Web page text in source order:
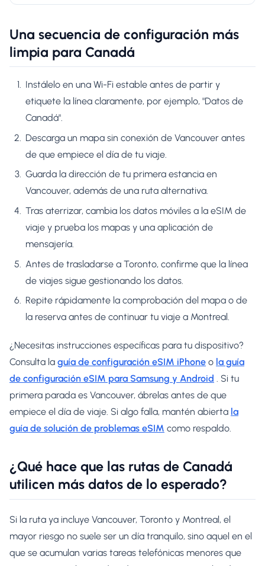
Una secuencia de configuración más
limpia para Canadá
Instálelo en una Wi-Fi estable antes de partir y
etiquete la línea claramente, por ejemplo, "Datos de
Canadá".
Descarga un mapa sin conexión de Vancouver antes
de que empiece el día de tu viaje.
Guarda la dirección de tu primera estancia en
Vancouver, además de una ruta alternativa.
Tras aterrizar, cambia los datos móviles a la eSIM de
viaje y prueba los mapas y una aplicación de
mensajería.
Antes de trasladarse a Toronto, confirme que la línea
de viajes sigue gestionando los datos.
Repite rápidamente la comprobación del mapa o de
la reserva antes de continuar tu viaje a Montreal.
¿Necesitas instrucciones específicas para tu dispositivo?
Consulta la guía de configuración eSIM iPhone o la guía
de configuración eSIM para Samsung y Android . Si tu
primera parada es Vancouver, ábrelas antes de que
empiece el día de viaje. Si algo falla, mantén abierta la
guía de solución de problemas eSIM como respaldo.
¿Qué hace que las rutas de Canadá
utilicen más datos de lo esperado?
Si la ruta ya incluye Vancouver, Toronto y Montreal, el
mayor riesgo no suele ser un día tranquilo, sino aquel en el
que se acumulan varias tareas telefónicas menores que